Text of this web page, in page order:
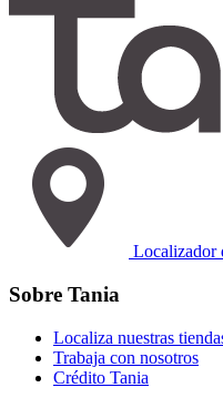
Localizador
Sobre Tania
Localiza nuestras
Trabaja con nosotros
Crédito Tania